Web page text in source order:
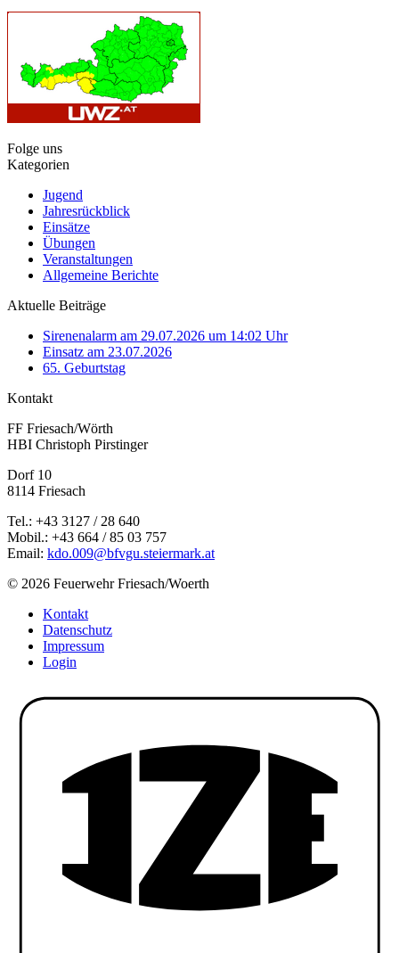
Folge uns
Kategorien
Jugend
Jahresrückblick
Einsätze
Übungen
Veranstaltungen
Allgemeine Berichte
Aktuelle Beiträge
Sirenenalarm am 29.07.2026 um 14:02 Uhr
Einsatz am 23.07.2026
65. Geburtstag
Kontakt
FF Friesach/Wörth
HBI Christoph Pirstinger
Dorf 10
8114 Friesach
Tel.: +43 3127 / 28 640
Mobil.: +43 664 / 85 03 757
Email: kdo.009@bfvgu.steiermark.at
© 2026 Feuerwehr Friesach/Woerth
Kontakt
Datenschutz
Impressum
Login